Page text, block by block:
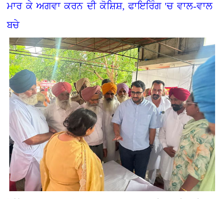
ਮਾਰ ਕੇ ਅਗਵਾ ਕਰਨ ਦੀ ਕੋਸ਼ਿਸ਼, ਫਾਇਰਿੰਗ 'ਚ ਵਾਲ-ਵਾਲ
ਬਚੇ